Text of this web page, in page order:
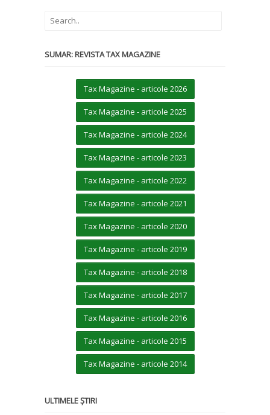
SUMAR: REVISTA TAX MAGAZINE
Tax Magazine - articole 2026
Tax Magazine - articole 2025
Tax Magazine - articole 2024
Tax Magazine - articole 2023
Tax Magazine - articole 2022
Tax Magazine - articole 2021
Tax Magazine - articole 2020
Tax Magazine - articole 2019
Tax Magazine - articole 2018
Tax Magazine - articole 2017
Tax Magazine - articole 2016
Tax Magazine - articole 2015
Tax Magazine - articole 2014
ULTIMELE ȘTIRI